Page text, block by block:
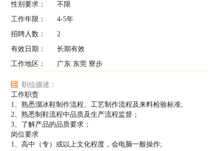
性别要求：
不限
工作年限：
4-5年
招聘人数：
2
有效日期：
长期有效
工作地区：
广东 东莞 寮步
职位描述：
工作职责
1、熟悉溜冰鞋制作流程、工艺制作流程及来料检验标准;
2、熟悉制鞋流程中品质及生产流程监督；
3、了解产品的品质要求；
岗位要求
1、高中（专）或以上文化程度，会电脑一般操作;